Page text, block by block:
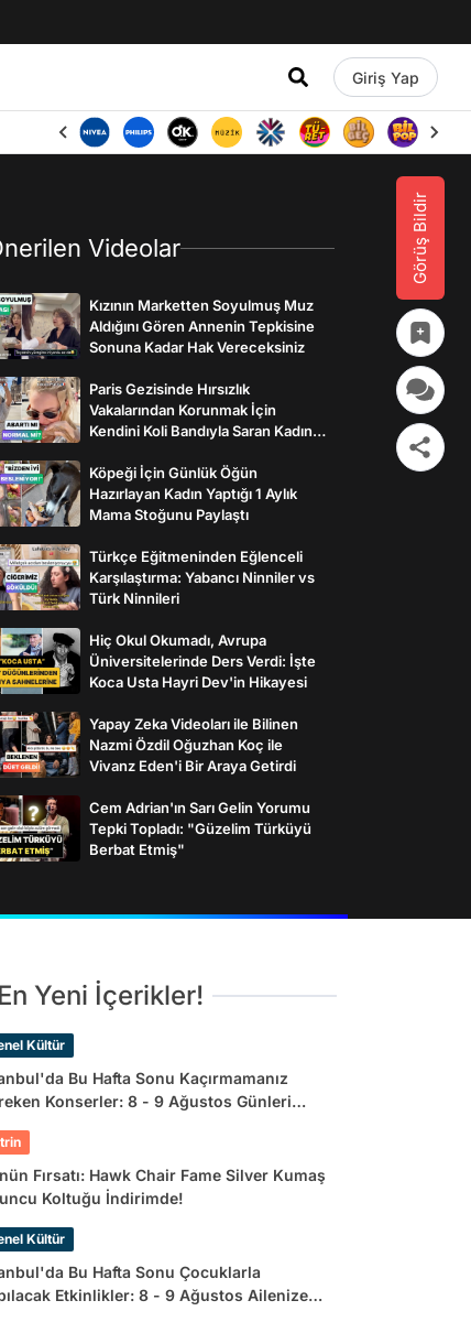
Giriş Yap
Görüş Bildir
Videolar
Kızının Marketten Soyulmuş Muz
Aldığını Gören Annenin Tepkisine
Sonuna Kadar Hak Vereceksiniz
Paris Gezisinde Hırsızlık
Vakalarından Korunmak İçin
Kendini Koli Bandıyla Saran Kadının
Köpeği İçin Günlük Öğün
Hazırlayan Kadın Yaptığı 1 Aylık
Mama Stoğunu Paylaştı
Türkçe Eğitmeninden Eğlenceli
Karşılaştırma: Yabancı Ninniler vs
Türk Ninnileri
Hiç Okul Okumadı, Avrupa
Üniversitelerinde Ders Verdi: İşte
Koca Usta Hayri Dev'in Hikayesi
Yapay Zeka Videoları ile Bilinen
Nazmi Özdil Oğuzhan Koç ile
Vivanz Eden'i Bir Araya Getirdi
Cem Adrian'ın Sarı Gelin Yorumu
Tepki Topladı: "Güzelim Türküyü
Berbat Etmiş"
En Yeni İçerikler!
Kültür
Bu Hafta Sonu Kaçırmamanız
Konserler: 8 - 9 Ağustos Günleri
Fırsatı: Hawk Chair Fame Silver Kumaş
Koltuğu İndirimde!
Kültür
Bu Hafta Sonu Çocuklarla
Etkinlikler: 8 - 9 Ağustos Ailenize